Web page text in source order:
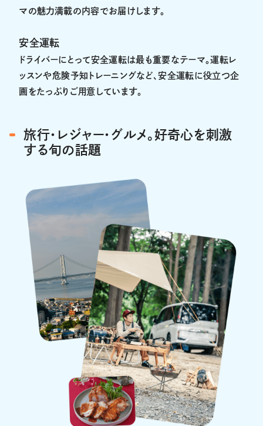
マの魅力満載の内容でお届けします。
安全運転
ドライバーにとって安全運転は最も重要なテーマ。運転レ
ッスンや危険予知トレーニングなど、安全運転に役立つ企
画をたっぷりご用意しています。
旅行・レジャー・グルメ。好奇心を刺激
する旬の話題